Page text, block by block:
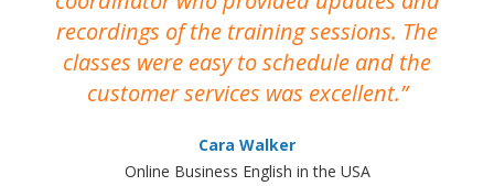
recordings of the training sessions. The
classes were easy to schedule and the
customer services was excellent.
Cara Walker
Online Business English in the USA